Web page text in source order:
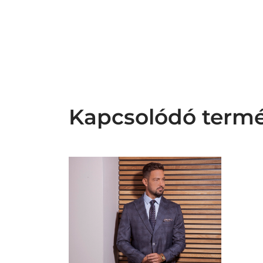
Kapcsolódó